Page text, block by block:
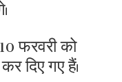
फरवरी को
दिए गए हैं।